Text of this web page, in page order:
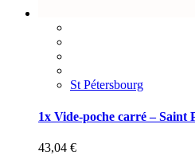
St Pétersbourg
1x Vide-poche carré – Saint
43,04 €